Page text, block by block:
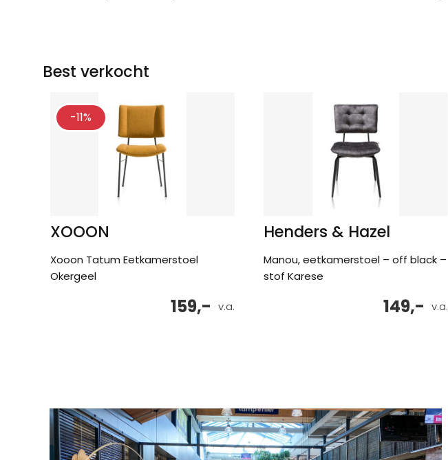
Best verkocht
-11%
XOOON
Xooon Tatum Eetkamerstoel
Okergeel
v.a.
159,-
Henders & Hazel
Manou, eetkamerstoel – off black –
stof Karese
v.a.
149,-